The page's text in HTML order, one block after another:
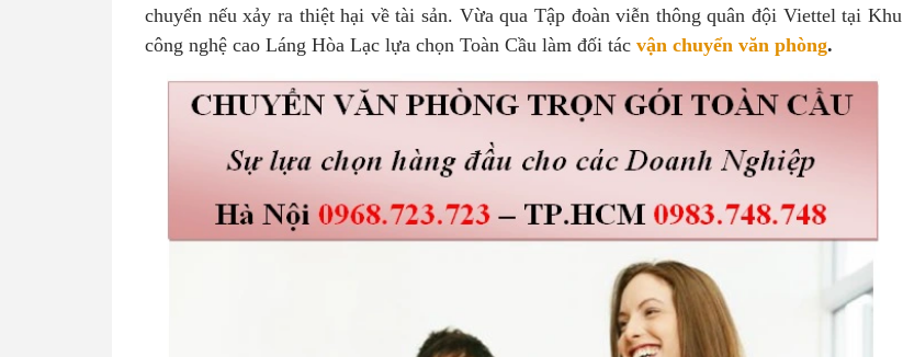
chuyển nếu xảy ra thiệt hại về tài sản. Vừa qua Tập đoàn viễn thông quân đội Viettel tại Khu
công nghệ cao Láng Hòa Lạc lựa chọn Toàn Cầu làm đối tác vận chuyển văn phòng.